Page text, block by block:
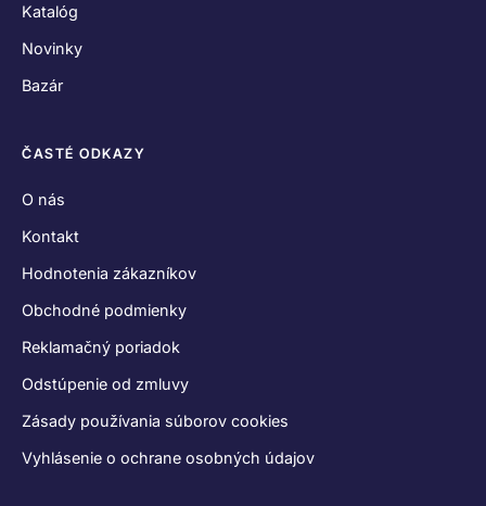
Katalóg
Novinky
Bazár
ČASTÉ ODKAZY
O nás
Kontakt
Hodnotenia zákazníkov
Obchodné podmienky
Reklamačný poriadok
Odstúpenie od zmluvy
Zásady používania súborov cookies
Vyhlásenie o ochrane osobných údajov